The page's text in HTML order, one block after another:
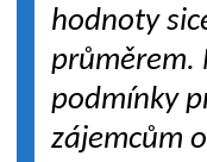
hodnoty
průměrem.
podmínky
zájemcům